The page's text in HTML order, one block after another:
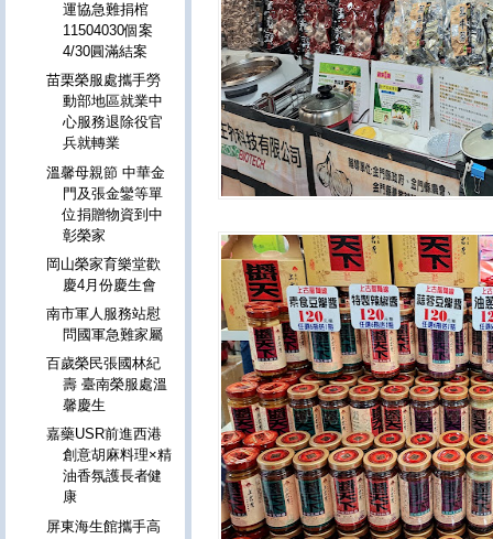
運協急難捐棺
11504030個案
4/30圓滿結案
苗栗榮服處攜手勞
動部地區就業中
心服務退除役官
兵就轉業
溫馨母親節 中華金
門及張金鑾等單
位捐贈物資到中
彰榮家
岡山榮家育樂堂歡
慶4月份慶生會
南市軍人服務站慰
問國軍急難家屬
百歲榮民張國林紀
壽 臺南榮服處溫
馨慶生
嘉藥USR前進西港
創意胡麻料理×精
油香氛護長者健
康
屏東海生館攜手高